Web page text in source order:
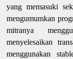
yang memasuki
mengumumkan
mitranya
menyelesaikan
menggunakan